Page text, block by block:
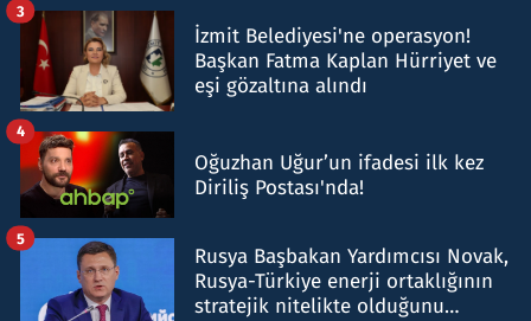
İzmit Belediyesi'ne operasyon!
Başkan Fatma Kaplan Hürriyet ve
eşi gözaltına alındı
3
Oğuzhan Uğur’un ifadesi ilk kez
Diriliş Postası'nda!
4
Rusya Başbakan Yardımcısı Novak,
Rusya-Türkiye enerji ortaklığının
stratejik nitelikte olduğunu
5